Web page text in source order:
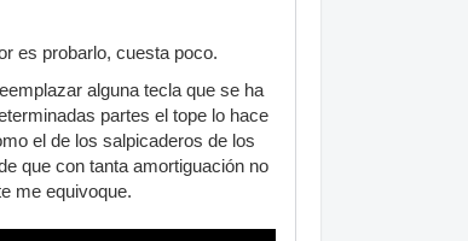
es probarlo, cuesta poco.
alguna tecla que se ha
partes el tope lo hace
el de los salpicaderos de los
que con tanta amortiguación no
me equivoque.